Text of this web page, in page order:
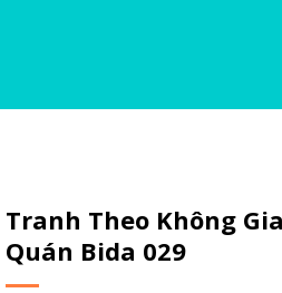
Tranh Theo Không
Quán Bida 029